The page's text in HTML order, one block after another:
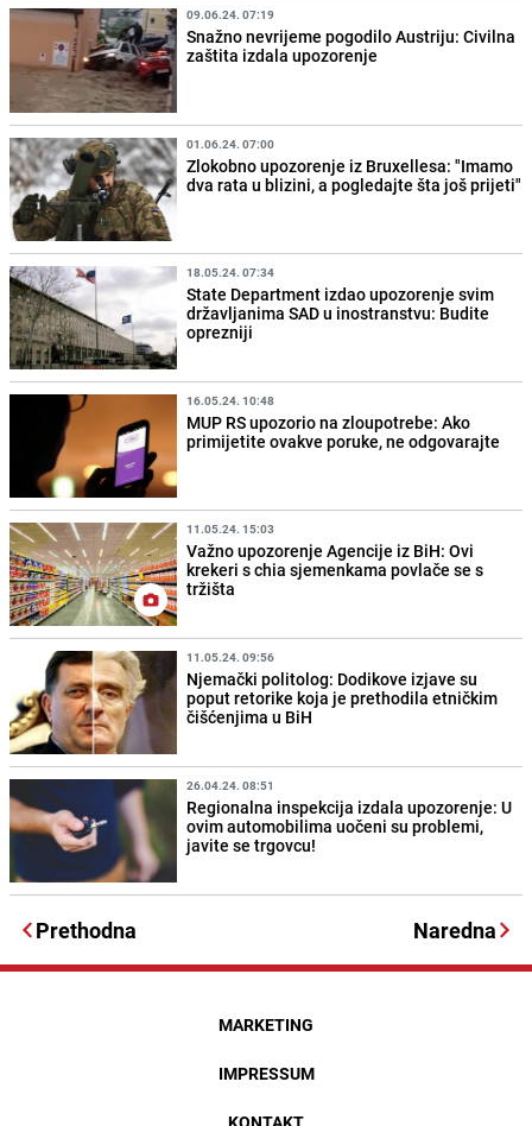
09.06.24. 07:19
Snažno nevrijeme pogodilo Austriju: Civilna
zaštita izdala upozorenje
01.06.24. 07:00
Zlokobno upozorenje iz Bruxellesa: "Imamo
dva rata u blizini, a pogledajte šta još prijeti"
18.05.24. 07:34
State Department izdao upozorenje svim
državljanima SAD u inostranstvu: Budite
oprezniji
16.05.24. 10:48
MUP RS upozorio na zloupotrebe: Ako
primijetite ovakve poruke, ne odgovarajte
11.05.24. 15:03
Važno upozorenje Agencije iz BiH: Ovi
krekeri s chia sjemenkama povlače se s
tržišta
11.05.24. 09:56
Njemački politolog: Dodikove izjave su
poput retorike koja je prethodila etničkim
čišćenjima u BiH
26.04.24. 08:51
Regionalna inspekcija izdala upozorenje: U
ovim automobilima uočeni su problemi,
javite se trgovcu!
Prethodna Naredna
MARKETING
IMPRESSUM